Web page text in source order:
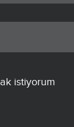
istiyorum